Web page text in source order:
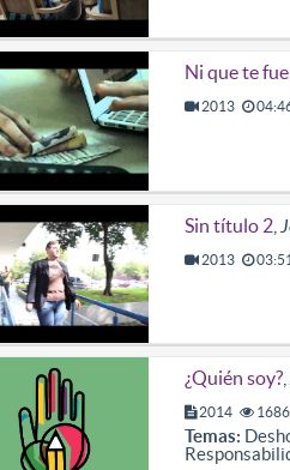
Ni que te
2013
Sin título 2,
2013 03:51
¿Quién soy?,
2014 1686
Temas: